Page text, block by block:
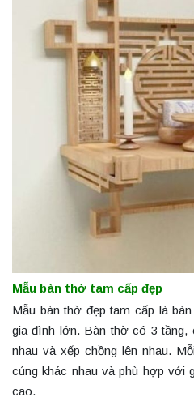
Mẫu bàn thờ tam cấp đẹp
Mẫu bàn thờ đẹp tam cấp là
gia đình lớn. Bàn thờ có 3
nhau và xếp chồng lên nhau.
cúng khác nhau và phù hợp với
cao.